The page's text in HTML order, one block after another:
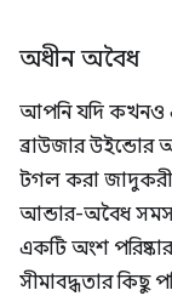
অধীন অবৈধ
আপনি যদি কখনও
ব্রাউজার উইন্ডোর
টগল করা
আন্ডার-অবৈধ
একটি অংশ
সীমাবদ্ধতার কিছু